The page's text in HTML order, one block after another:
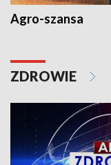
Agro-szansa
ZDROWIE